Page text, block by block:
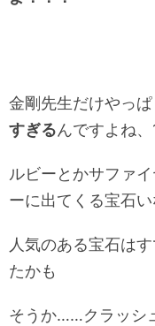
金剛先生だけやっ
すぎるんですよね
ルビーとかサファ
ーに出てくる宝石
人気のある宝石は
たかも
そうか……クラッシ